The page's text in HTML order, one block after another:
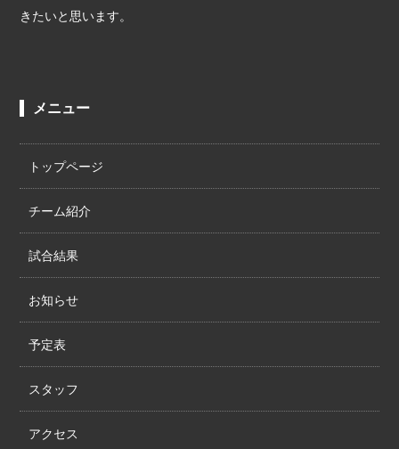
きたいと思います。
メニュー
トップページ
チーム紹介
試合結果
お知らせ
予定表
スタッフ
アクセス